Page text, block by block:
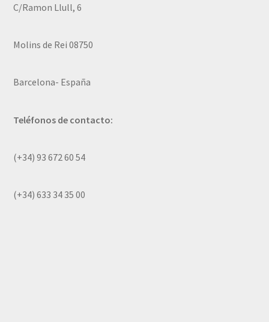
C/Ramon Llull, 6
Molins de Rei 08750
Barcelona- España
Teléfonos de contacto:
(+34) 93 672 60 54
(+34) 633 34 35 00